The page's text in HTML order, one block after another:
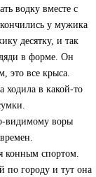
водку вместе с
у мужика
десятку, и так
в форме. Он
это все крыса.
ходила в какой-то
видимому воры
конным спортом.
по городу и тут она